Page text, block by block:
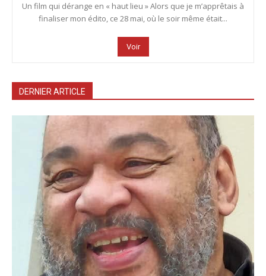
Un film qui dérange en « haut lieu » Alors que je m’apprêtais à
finaliser mon édito, ce 28 mai, où le soir même était...
Voir
DERNIER ARTICLE